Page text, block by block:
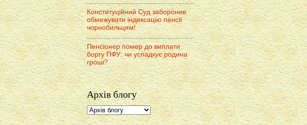
Конституційний Суд заборонив
обмежувати індексацію пенсії
чорнобильцям!
Пенсіонер помер до виплати
боргу ПФУ: чи успадкує родина
гроші?
Архів блогу